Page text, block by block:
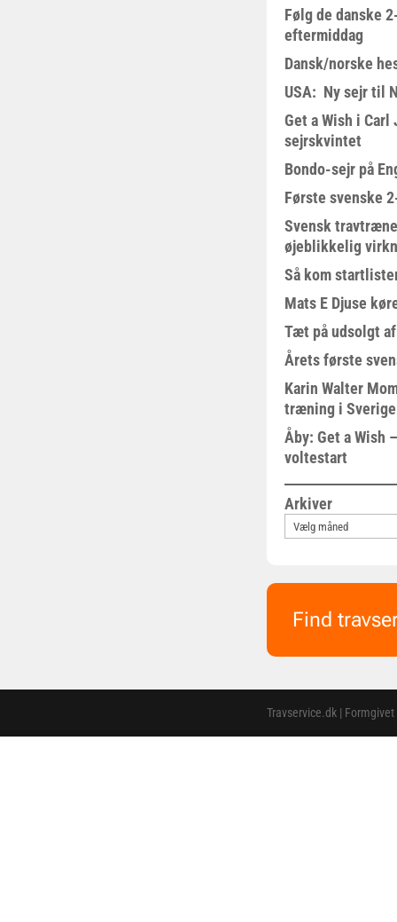
Følg de danske
eftermiddag
Dansk/norske
USA: Ny sejr til
Get a Wish i Carl
sejrskvintet
Bondo-sejr på
Første svenske
Svensk
øjeblikkelig
Så kom
Mats E Djuse
Tæt på udsolgt
Årets første
Karin Walter
træning i Sverige
Åby: Get a Wish
voltestart
Arkiver
Find
Travservice.dk |